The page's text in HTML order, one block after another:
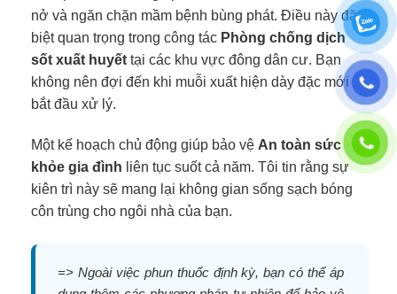
nở và ngăn chặn mầm bệnh bùng phát. Điều này đặc
biệt quan trọng trong công tác Phòng chống dịch
sốt xuất huyết tại các khu vực đông dân cư. Bạn
không nên đợi đến khi muỗi xuất hiện dày đặc mới
bắt đầu xử lý.
Một kế hoạch chủ động giúp bảo vệ An toàn sức
khỏe gia đình liên tục suốt cả năm. Tôi tin rằng sự
kiên trì này sẽ mang lại không gian sống sạch bóng
côn trùng cho ngôi nhà của bạn.
=> Ngoài việc phun thuốc định kỳ, bạn có thể áp